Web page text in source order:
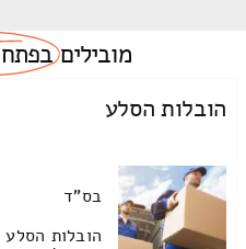
מובילים
הובלות הסלע
בס"ד
הובלות